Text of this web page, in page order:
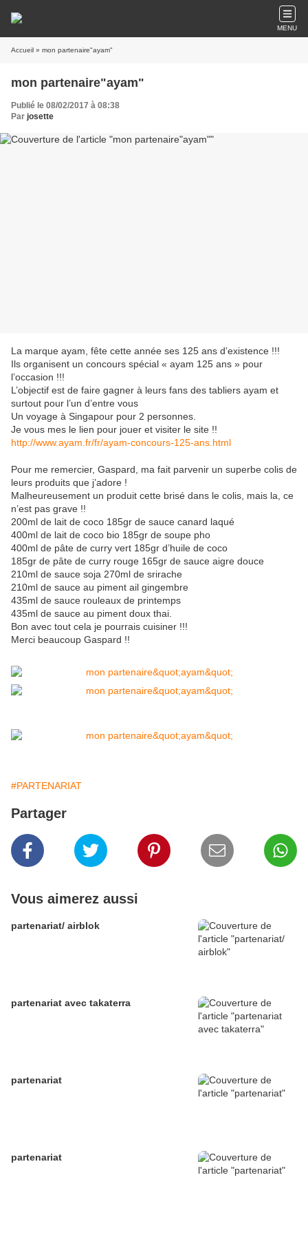
MENU
Accueil » mon partenaire"ayam"
mon partenaire"ayam"
Publié le 08/02/2017 à 08:38
Par josette
La marque ayam, fête cette année ses 125 ans d’existence !!!
Ils organisent un concours spécial « ayam 125 ans » pour
l’occasion !!!
L’objectif est de faire gagner à leurs fans des tabliers ayam et
surtout pour l’un d’entre vous
Un voyage à Singapour pour 2 personnes.
Je vous mes le lien pour jouer et visiter le site !!
http://www.ayam.fr/fr/ayam-concours-125-ans.html
Pour me remercier, Gaspard, ma fait parvenir un superbe colis de
leurs produits que j’adore !
Malheureusement un produit cette brisé dans le colis, mais la, ce
n’est pas grave !!
200ml de lait de coco 185gr de sauce canard laqué
400ml de lait de coco bio 185gr de soupe pho
400ml de pâte de curry vert 185gr d’huile de coco
185gr de pâte de curry rouge 165gr de sauce aigre douce
210ml de sauce soja 270ml de srirache
210ml de sauce au piment ail gingembre
435ml de sauce rouleaux de printemps
435ml de sauce au piment doux thai.
Bon avec tout cela je pourrais cuisiner !!!
Merci beaucoup Gaspard !!
#PARTENARIAT
Partager
Vous aimerez aussi
partenariat/ airblok
partenariat avec takaterra
partenariat
partenariat